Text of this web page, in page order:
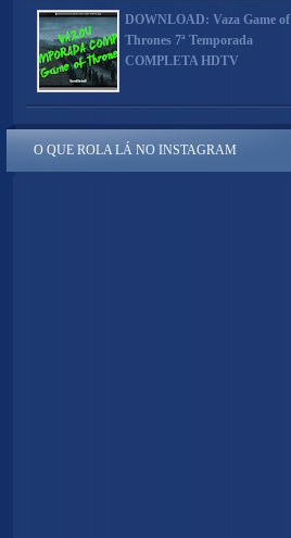
DOWNLOAD: Vaza Game of
Thrones 7ª Temporada
COMPLETA HDTV
O QUE ROLA LÁ NO INSTAGRAM